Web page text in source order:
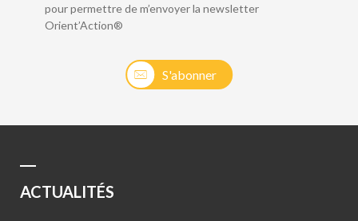
S'abonner
pour permettre de m’envoyer la newsletter
Orient’Action®
ACTUALITÉS